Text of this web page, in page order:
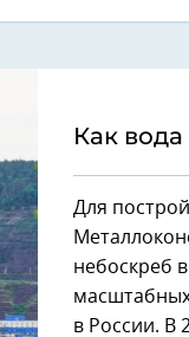
Как
Для
небоскреб
в России. В